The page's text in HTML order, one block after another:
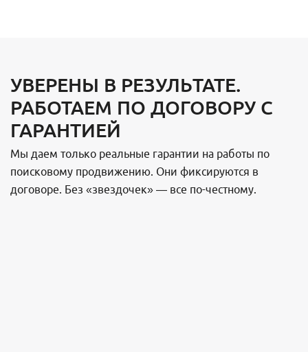
УВЕРЕНЫ В РЕЗУЛЬТАТЕ.
РАБОТАЕМ ПО ДОГОВОРУ С
ГАРАНТИЕЙ
Мы даем только реальные гарантии на работы по
поисковому продвижению. Они фиксируются в
договоре. Без «звездочек» — все по-честному.